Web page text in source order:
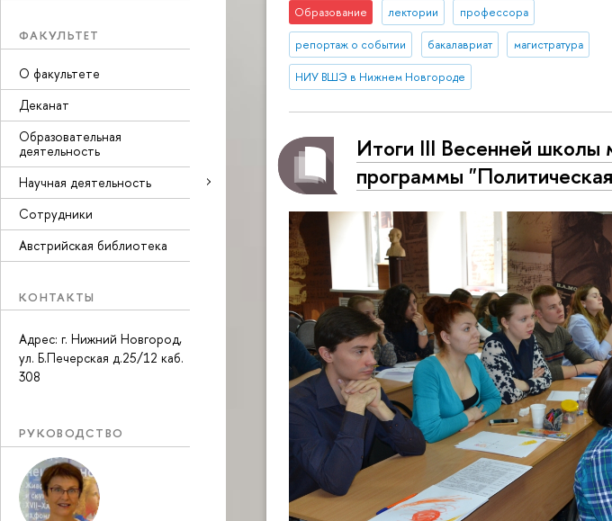
ФАКУЛЬТЕТ
О факультете
Деканат
Образовательная
деятельность
Научная деятельность
Сотрудники
Австрийская библиотека
КОНТАКТЫ
Адрес: г. Нижний Новгород,
ул. Б.Печерская д.25/12 каб.
308
РУКОВОДСТВО
Образование лектории профессора
репортаж о событии бакалавриат магистратура
НИУ ВШЭ в Нижнем Новгороде
Итоги III Весенней школы
программы